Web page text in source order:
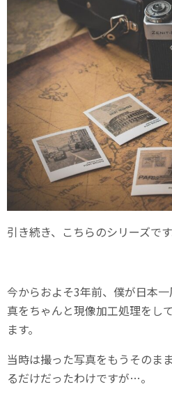
引き続き、こちらのシリーズです
今からおよそ3年前、僕が日本
真をちゃんと現像加工処理をし
ます。
当時は撮った写真をもうそのま
るだけだったわけですが…。